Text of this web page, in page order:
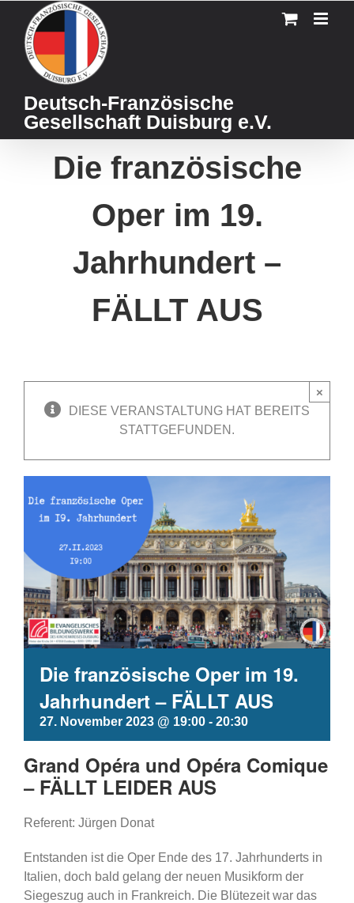
content
Deutsch-Französische
Gesellschaft Duisburg e.V.
Die französische
Oper im 19.
Jahrhundert –
FÄLLT AUS
DIESE VERANSTALTUNG HAT BEREITS
STATTGEFUNDEN.
×
Die französische Oper im 19.
Jahrhundert – FÄLLT AUS
27. November 2023 @ 19:00 - 20:30
Grand Opéra und Opéra Comique
– FÄLLT LEIDER AUS
Referent: Jürgen Donat
Entstanden ist die Oper Ende des 17. Jahrhunderts in
Italien, doch bald gelang der neuen Musikform der
Siegeszug auch in Frankreich. Die Blütezeit war das